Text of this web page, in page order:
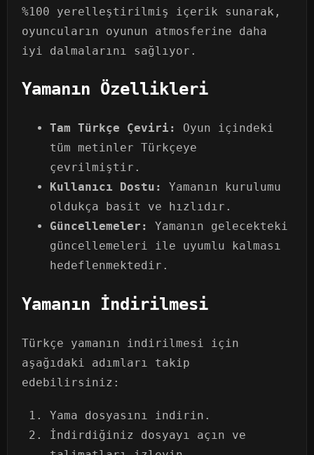
%100 yerelleştirilmiş içerik sunarak,
oyuncuların oyunun atmosferine daha
iyi dalmalarını sağlıyor.
Yamanın Özellikleri
Tam Türkçe Çeviri:
Oyun içindeki
tüm metinler Türkçeye
çevrilmiştir.
Kullanıcı Dostu:
Yamanın kurulumu
oldukça basit ve hızlıdır.
Güncellemeler:
Yamanın gelecekteki
güncellemeleri ile uyumlu kalması
hedeflenmektedir.
Yamanın İndirilmesi
Türkçe yamanın indirilmesi için
aşağıdaki adımları takip
edebilirsiniz:
Yama dosyasını indirin.
İndirdiğiniz dosyayı açın ve